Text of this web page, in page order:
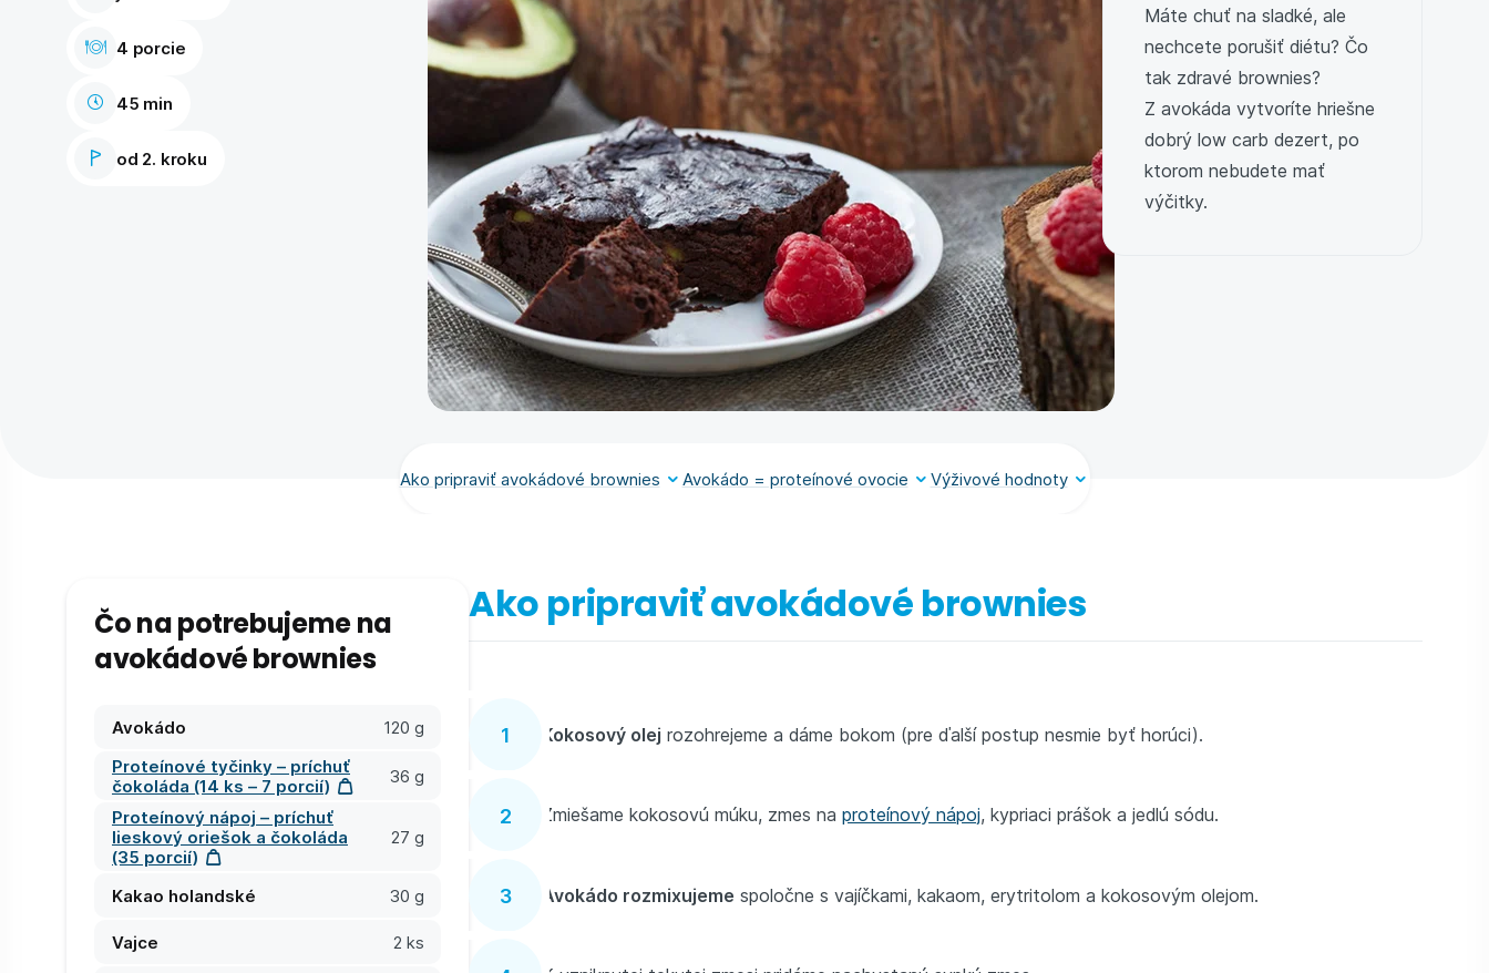
4 porcie
45 min
od 2. kroku
Máte chuť na sladké, ale
nechcete porušiť diétu? Čo
tak zdravé brownies?
Z avokáda vytvoríte hriešne
dobrý low carb dezert, po
ktorom nebudete mať
výčitky.
Ako pripraviť avokádové brownies Avokádo = proteínové ovocie Výživové hodnoty
Čo na potrebujeme na
avokádové brownies
Avokádo
120 g
Proteínové tyčinky – príchuť
čokoláda (14 ks – 7 porcií)
36 g
Proteínový nápoj – príchuť
lieskový oriešok a čokoláda
(35 porcií)
27 g
Kakao holandské 30 g
Vajce 2 ks
Ako pripraviť avokádové brownies
Kokosový olej rozohrejeme a dáme bokom (pre ďalší postup nesmie byť horúci).
Zmiešame kokosovú múku, zmes naproteínový nápoj, kypriaci prášok a jedlú sódu.
Avokádo rozmixujeme spoločne s vajíčkami, kakaom, erytritolom a kokosovým olejom.